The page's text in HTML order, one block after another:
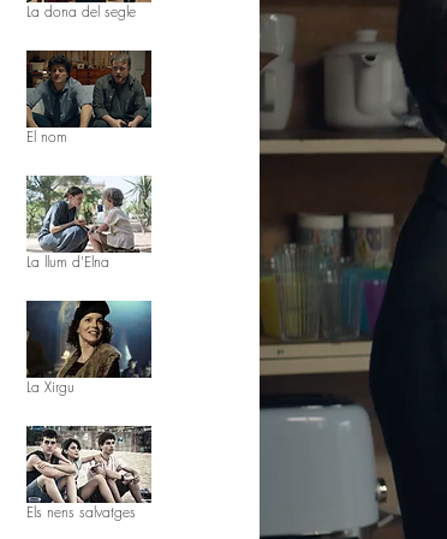
La dona del segle
El nom
La llum d'Elna
La Xirgu
Els nens salvatges